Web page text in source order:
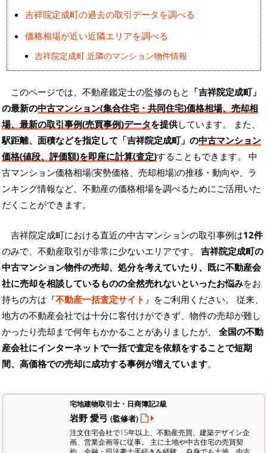
吉祥院定成町の過去の取引データを調べる
価格相場が近い近隣エリアを調べる
吉祥院定成町 近隣のマンション物件情報
このページでは、不動産鑑定士の監修のもと 「吉祥院定成町」
の最新の中古マンション(集合住宅・共同住宅)価格相場、売却相
場、最新の取引事例(売買事例)データを提供しています。 また、
駅距離、面積などを指定して「吉祥院定成町」の中古マンション
価格(値段、評価額)を即座に計算(査定)することもできます。 中
古マンション価格相場(実勢価格、売却相場)の推移・動向や、ラ
ンキング情報など、不動産の価格相場を調べるためにご活用いた
だくことができます。
吉祥院定成町における直近の中古マンションの取引事例は12件
のみで、不動産取引が非常に少ないエリアです。 吉祥院定成町の
中古マンション物件の売却、処分を考えていたり、既に不動産会
社に売却を相談しているものの全然売れないといったお悩みをお
持ちの方は『不動産一括査定サイト 』をご利用ください。 従来、
地方の不動産会社では十分に客付けができず、物件の売却が難し
かったり売却まで何年もかかることがありましたが、 全国の不動
産会社にインターネットで一括で査定を依頼をすることで短期
間、高価格での売却に成功する事例が増えています。
宅地建物取引士・日商簿記2級
岩野 愛弓 (監修者)
注文住宅会社で15年以上、不動産売買、建築デザイン企
画、営業企画等に従事。 主に土地や中古住宅の売買契